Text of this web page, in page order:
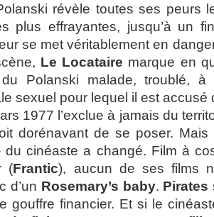
révèle toutes ses peurs
plus effrayantes, jusqu’à un
se met véritablement en
Le Locataire marque en
Polanski malade, troublé, à
sexuel pour lequel il est accusé
1977 l’exclue à jamais du
dorénavant de se poser.
du cinéaste a changé. Film à
(Frantic), aucun de ses films
d’un Rosemary’s baby. Pirates
gouffre financier. Et si le